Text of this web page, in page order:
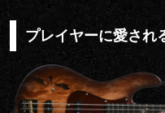
プレイヤーに愛され